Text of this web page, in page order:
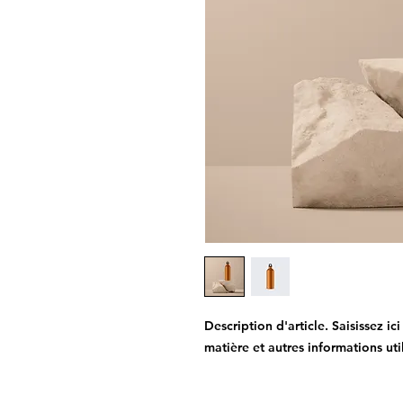
Description d'article. Saisissez
matière et autres informations